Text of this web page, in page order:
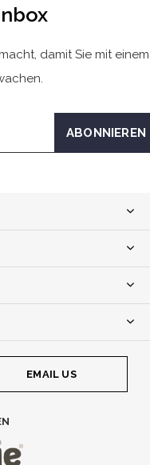
damit Sie mit einem
EMAIL US